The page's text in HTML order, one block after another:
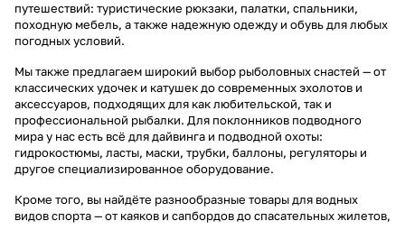
путешествий: туристические рюкзаки, палатки, спальники,
походную мебель, а также надежную одежду и обувь для любых
погодных условий.
Мы также предлагаем широкий выбор рыболовных снастей — от
классических удочек и катушек до современных эхолотов и
аксессуаров, подходящих для как любительской, так и
профессиональной рыбалки. Для поклонников подводного
мира у нас есть всё для дайвинга и подводной охоты:
гидрокостюмы, ласты, маски, трубки, баллоны, регуляторы и
другое специализированное оборудование.
Кроме того, вы найдёте разнообразные товары для водных
видов спорта — от каяков и сапбордов до спасательных жилетов,